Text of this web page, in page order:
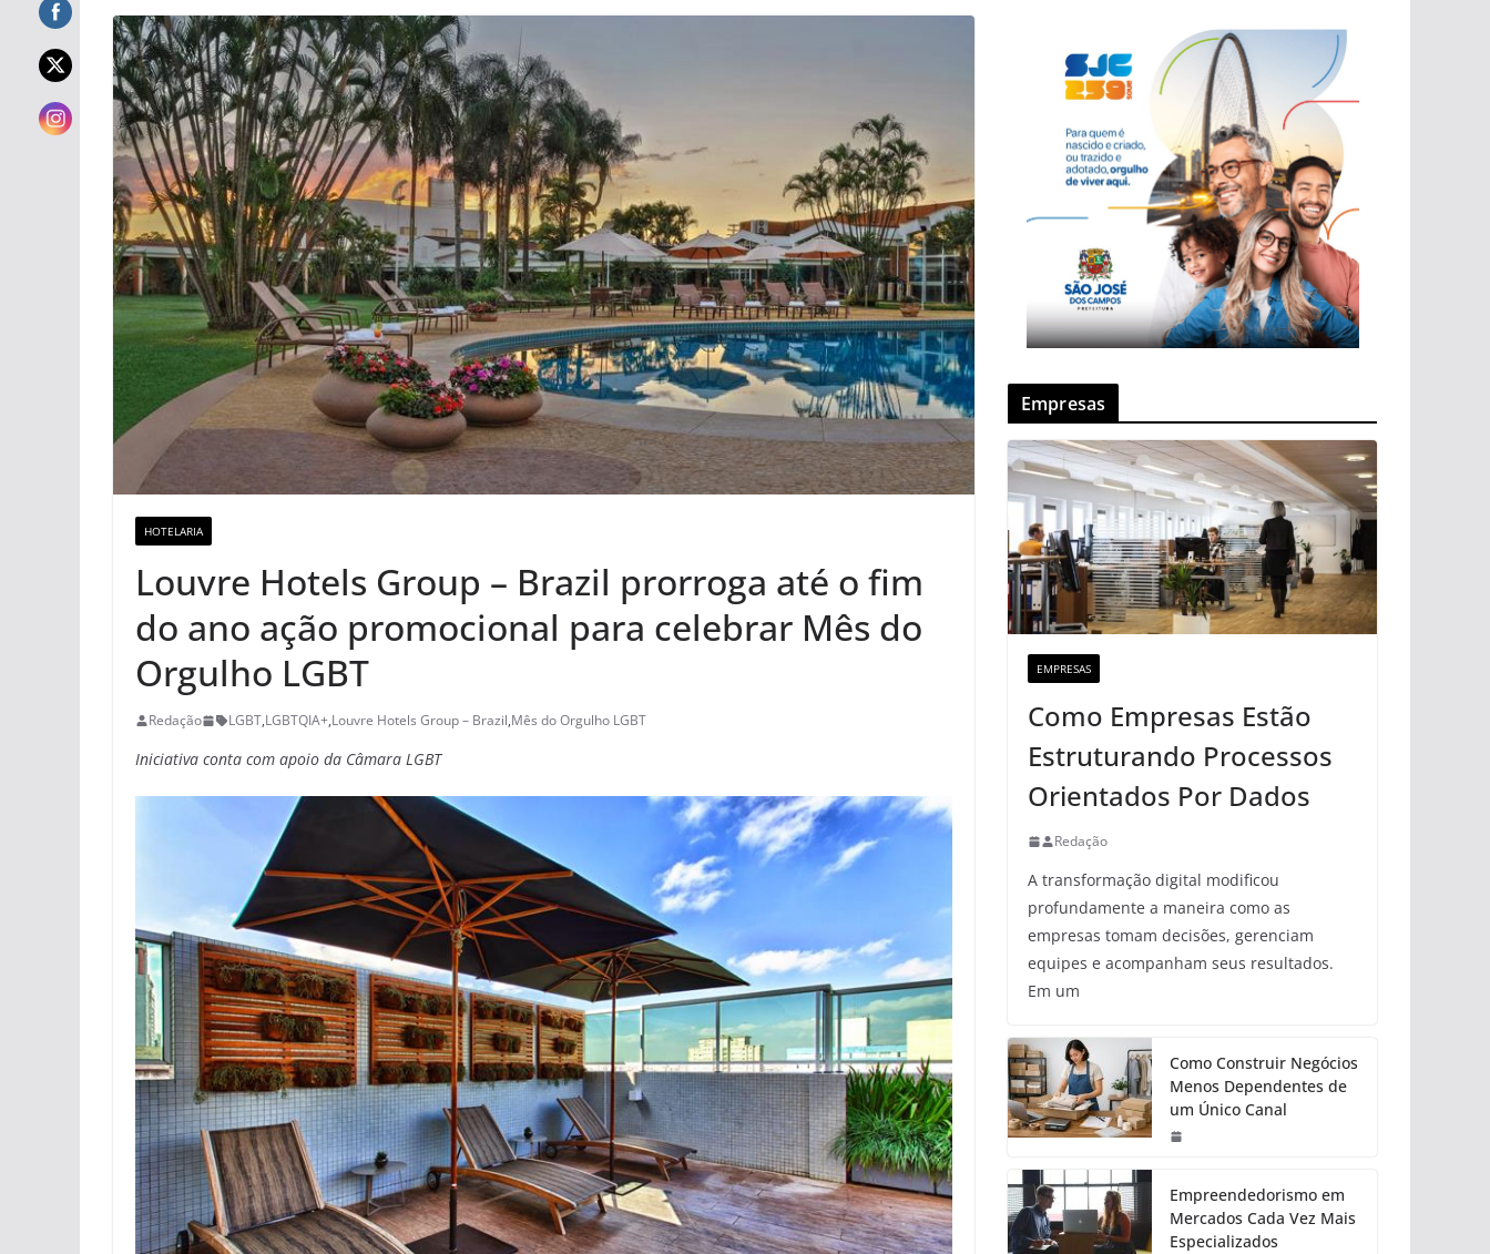
HOTELARIA
Louvre Hotels Group – Brazil prorroga até o fim
do ano ação promocional para celebrar Mês do
Orgulho LGBT
Redação LGBT,LGBTQIA+,Louvre Hotels Group – Brazil,Mês do Orgulho LGBT
Iniciativa conta com apoio da Câmara LGBT
Empresas
EMPRESAS
Como Empresas Estão
Estruturando Processos
Orientados Por Dados
Redação
A transformação digital modificou
profundamente a maneira como as
empresas tomam decisões, gerenciam
equipes e acompanham seus resultados.
Em um
Como Construir Negócios
Menos Dependentes de
um Único Canal
Empreendedorismo em
Mercados Cada Vez Mais
Especializados